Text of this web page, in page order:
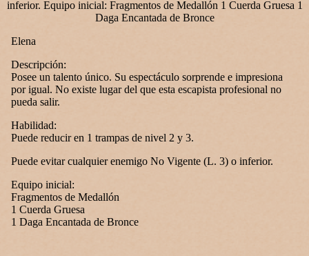
Elena
Descripción:
Posee un talento único. Su espectáculo sorprende e impresiona
por igual. No existe lugar del que esta escapista profesional no
pueda salir.
Habilidad:
Puede reducir en 1 trampas de nivel 2 y 3.
Puede evitar cualquier enemigo No Vigente (L. 3) o inferior.
Equipo inicial:
Fragmentos de Medallón
1 Cuerda Gruesa
1 Daga Encantada de Bronce